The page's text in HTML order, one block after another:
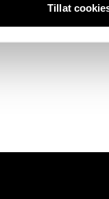
Tillat